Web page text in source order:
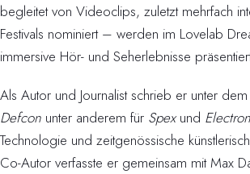
begleitet von Videoclips, zuletzt mehrfach
Festivals nominiert – werden im Lovelab
immersive Hör- und Seherlebnisse
Als Autor und Journalist schrieb er unter
Defcon unter anderem für Spexund
Technologie und zeitgenössische
Co-Autor verfasste er gemeinsam mit Max